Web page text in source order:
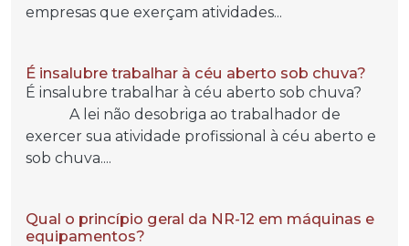
empresas que exerçam atividades...
É insalubre trabalhar à céu aberto sob chuva?
É insalubre trabalhar à céu aberto sob chuva?
A lei não desobriga ao trabalhador de
exercer sua atividade profissional à céu aberto e
sob chuva....
Qual o princípio geral da NR-12 em máquinas e
equipamentos?